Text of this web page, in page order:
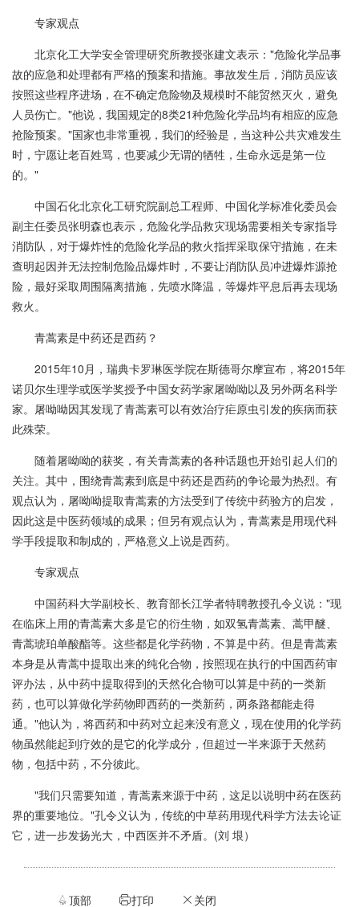
专家观点
北京化工大学安全管理研究所教授张建文表示："危险化学品事
故的应急和处理都有严格的预案和措施。事故发生后，消防员应该
按照这些程序进场，在不确定危险物及规模时不能贸然灭火，避免
人员伤亡。"他说，我国规定的8类21种危险化学品均有相应的应急
抢险预案。"国家也非常重视，我们的经验是，当这种公共灾难发生
时，宁愿让老百姓骂，也要减少无谓的牺牲，生命永远是第一位
的。"
中国石化北京化工研究院副总工程师、中国化学标准化委员会
副主任委员张明森也表示，危险化学品救灾现场需要相关专家指导
消防队，对于爆炸性的危险化学品的救火指挥采取保守措施，在未
查明起因并无法控制危险品爆炸时，不要让消防队员冲进爆炸源抢
险，最好采取周围隔离措施，先喷水降温，等爆炸平息后再去现场
救火。
青蒿素是中药还是西药？
2015年10月，瑞典卡罗琳医学院在斯德哥尔摩宣布，将2015年
诺贝尔生理学或医学奖授予中国女药学家屠呦呦以及另外两名科学
家。屠呦呦因其发现了青蒿素可以有效治疗疟原虫引发的疾病而获
此殊荣。
随着屠呦呦的获奖，有关青蒿素的各种话题也开始引起人们的
关注。其中，围绕青蒿素到底是中药还是西药的争论最为热烈。有
观点认为，屠呦呦提取青蒿素的方法受到了传统中药验方的启发，
因此这是中医药领域的成果；但另有观点认为，青蒿素是用现代科
学手段提取和制成的，严格意义上说是西药。
专家观点
中国药科大学副校长、教育部长江学者特聘教授孔令义说："现
在临床上用的青蒿素大多是它的衍生物，如双氢青蒿素、蒿甲醚、
青蒿琥珀单酸酯等。这些都是化学药物，不算是中药。但是青蒿素
本身是从青蒿中提取出来的纯化合物，按照现在执行的中国西药审
评办法，从中药中提取得到的天然化合物可以算是中药的一类新
药，也可以算做化学药物即西药的一类新药，两条路都能走得
通。"他认为，将西药和中药对立起来没有意义，现在使用的化学药
物虽然能起到疗效的是它的化学成分，但超过一半来源于天然药
物，包括中药，不分彼此。
"我们只需要知道，青蒿素来源于中药，这足以说明中药在医药
界的重要地位。"孔令义认为，传统的中草药用现代科学方法去论证
它，进一步发扬光大，中西医并不矛盾。(刘 垠）
顶部 打印 ဆ 关闭